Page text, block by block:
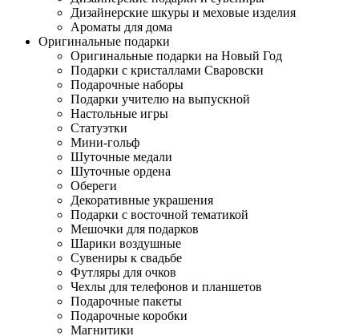
Дизайнерские шкуры и меховые изделия
Ароматы для дома
Оригинальные подарки
Оригинальные подарки на Новый Год
Подарки с кристаллами Сваровски
Подарочные наборы
Подарки учителю на выпускной
Настольные игры
Статуэтки
Мини-гольф
Шуточные медали
Шуточные ордена
Обереги
Декоративные украшения
Подарки с восточной тематикой
Мешочки для подарков
Шарики воздушные
Сувениры к свадьбе
Футляры для очков
Чехлы для телефонов и планшетов
Подарочные пакеты
Подарочные коробки
Магнитики